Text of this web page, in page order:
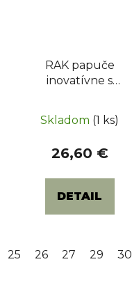
RAK papuče
inovatívne s
Skladom (1 ks)
26,60 €
DETAIL
25 26 27 29 30